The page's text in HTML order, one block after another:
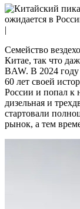
|
Семейство
Китае, так что
BAW. В 2024 году
60 лет своей
России и попал к
дизельная и
стартовали
рынок, а тем